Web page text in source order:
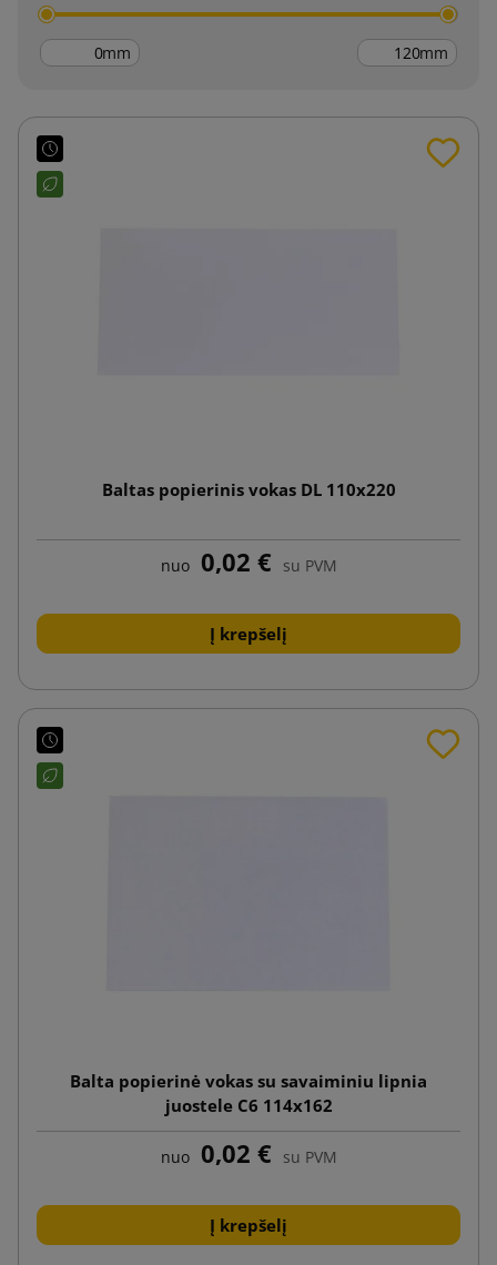
mm mm
Baltas popierinis vokas DL 110x220
nuo 0,02 € su PVM
Į krepšelį
Balta popierinė vokas su savaiminiu lipnia
juostele C6 114x162
nuo 0,02 € su PVM
Į krepšelį